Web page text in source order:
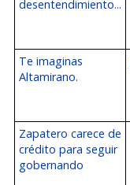
desentendimiento...
Te imaginas
Altamirano.
Zapatero carece de
crédito para seguir
gobernando